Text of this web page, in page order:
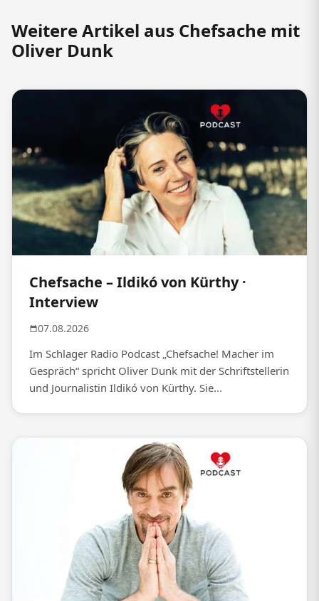
Weitere Artikel aus Chefsache mit
Oliver Dunk
Chefsache – Ildikó von Kürthy ·
Interview
07.08.2026
Im Schlager Radio Podcast „Chefsache! Macher im
Gespräch“ spricht Oliver Dunk mit der Schriftstellerin
und Journalistin Ildikó von Kürthy. Sie...